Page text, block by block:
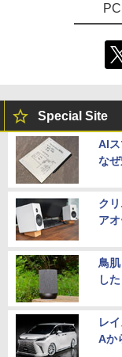
5
5
Special Site
AI
な
ク
ア
鳥
した
レ
Aか